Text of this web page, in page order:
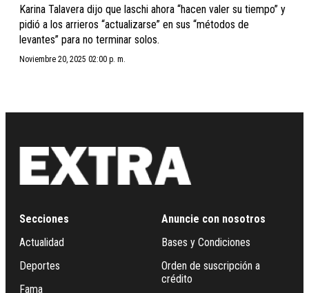
Karina Talavera dijo que laschi ahora “hacen valer su tiempo” y
pidió a los arrieros “actualizarse” en sus “métodos de
levantes” para no terminar solos.
Noviembre 20, 2025 02:00 p. m.
Secciones
Actualidad
Deportes
Fama
Anuncie con nosotros
Bases y Condiciones
Orden de suscripción a
crédito